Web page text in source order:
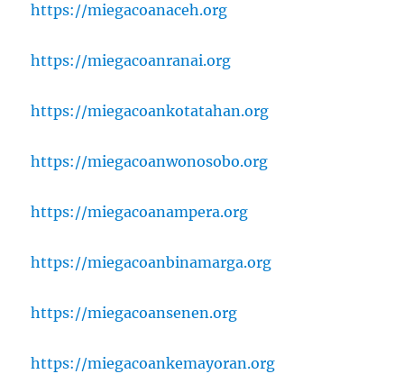
https://miegacoanaceh.org
https://miegacoanranai.org
https://miegacoankotatahan.org
https://miegacoanwonosobo.org
https://miegacoanampera.org
https://miegacoanbinamarga.org
https://miegacoansenen.org
https://miegacoankemayoran.org